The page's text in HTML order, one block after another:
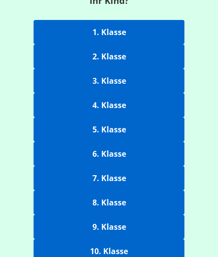
1. Klasse
2. Klasse
3. Klasse
4. Klasse
5. Klasse
6. Klasse
7. Klasse
8. Klasse
9. Klasse
10. Klasse